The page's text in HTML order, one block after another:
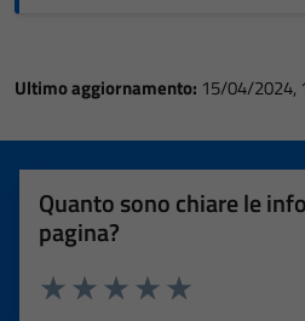
Ultimo aggiornamento: 15/04/2024,
Quanto sono chiare le
pagina?